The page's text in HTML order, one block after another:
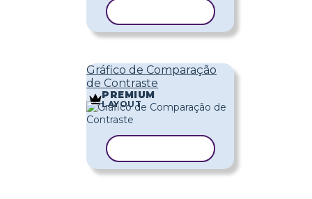
Gráfico de Comparação
de Contraste
PREMIUM
LAYOUT